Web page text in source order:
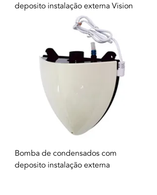
deposito instalação externa Vision
Bomba de condensados com
deposito instalação externa